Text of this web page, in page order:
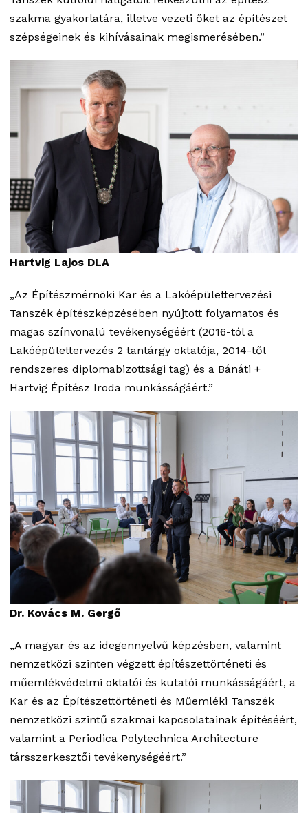
szakma gyakorlatára, illetve vezeti őket az építészet
szépségeinek és kihívásainak megismerésében.”
Hartvig Lajos DLA
„Az Építészmérnöki Kar és a Lakóépülettervezési
Tanszék építészképzésében nyújtott folyamatos és
magas színvonalú tevékenységéért (2016-tól a
Lakóépülettervezés 2 tantárgy oktatója, 2014-től
rendszeres diplomabizottsági tag) és a Bánáti +
Hartvig Építész Iroda munkásságáért.”
Dr. Kovács M. Gergő
„A magyar és az idegennyelvű képzésben, valamint
nemzetközi szinten végzett építészettörténeti és
műemlékvédelmi oktatói és kutatói munkásságáért, a
Kar és az Építészettörténeti és Műemléki Tanszék
nemzetközi szintű szakmai kapcsolatainak építéséért,
valamint a Periodica Polytechnica Architecture
társszerkesztői tevékenységéért.”